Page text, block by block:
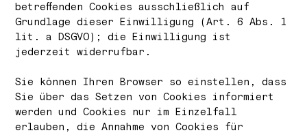
betreffenden Cookies ausschließlich auf
Grundlage dieser Einwilligung (Art. 6 Abs. 1
lit. a DSGVO); die Einwilligung ist
jederzeit widerrufbar.
Sie können Ihren Browser so einstellen, dass
Sie über das Setzen von Cookies informiert
werden und Cookies nur im Einzelfall
erlauben, die Annahme von Cookies für